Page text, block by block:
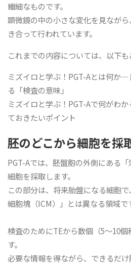
繊細なものです。
顕微鏡の中の小さな変化を見なが
き合って行われています。
これまでの内容については、以下も
ミズイロと学ぶ！PGT-Aとは何か
る「検査の意味」
ミズイロと学ぶ！PGT-Aで何がわ
ておきたいポイント
胚のどこから細胞を採
PGT-Aでは、胚盤胞の外側にある
細胞を採取します。
この部分は、将来胎盤になる細胞
細胞塊（ICM）」とは異なる領域で
検査のためにTEから数個（5～10
す。
必要な情報を得ながら、できるだ